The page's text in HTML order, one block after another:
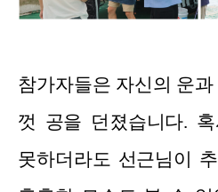
참가자들은 자신의 운
껏 공을 던졌습니다.
못하더라도 선근님이